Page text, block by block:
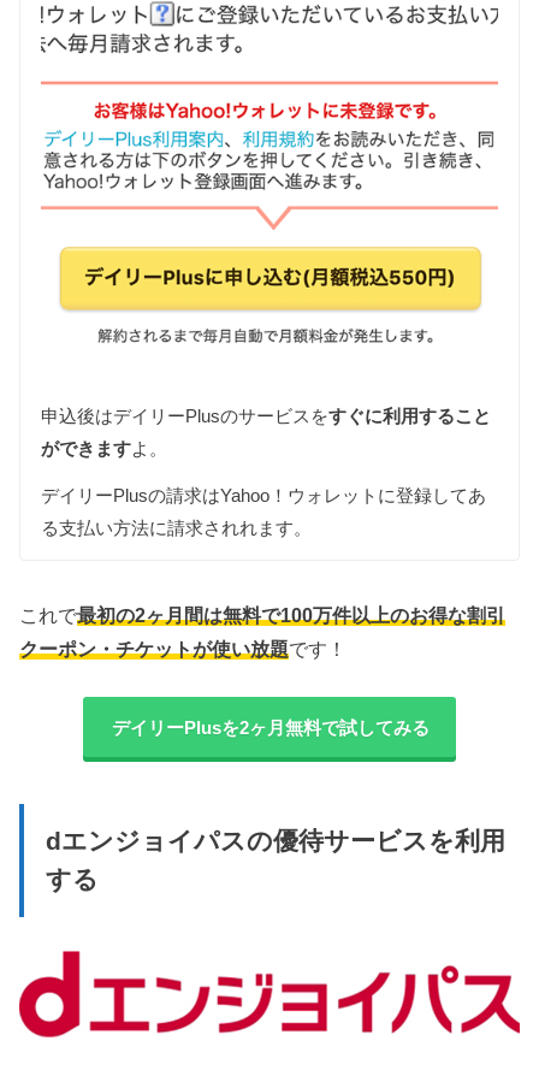
申込後はデイリーPlusのサービスをすぐに利用すること
ができますよ。
デイリーPlusの請求はYahoo！ウォレットに登録してあ
る支払い方法に請求されれます。
これで最初の2ヶ月間は無料で100万件以上のお得な割引
クーポン・チケットが使い放題です！
デイリーPlusを2ヶ月無料で試してみる
dエンジョイパスの優待サービスを利用
する